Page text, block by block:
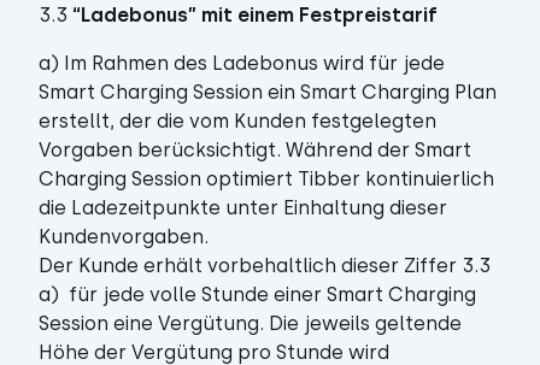
3.3 “Ladebonus” mit einem Festpreistarif
a) Im Rahmen des Ladebonus wird für jede
Smart Charging Session ein Smart Charging Plan
erstellt, der die vom Kunden festgelegten
Vorgaben berücksichtigt. Während der Smart
Charging Session optimiert Tibber kontinuierlich
die Ladezeitpunkte unter Einhaltung dieser
Kundenvorgaben.
Der Kunde erhält vorbehaltlich dieser Ziffer 3.3
a) für jede volle Stunde einer Smart Charging
Session eine Vergütung. Die jeweils geltende
Höhe der Vergütung pro Stunde wird